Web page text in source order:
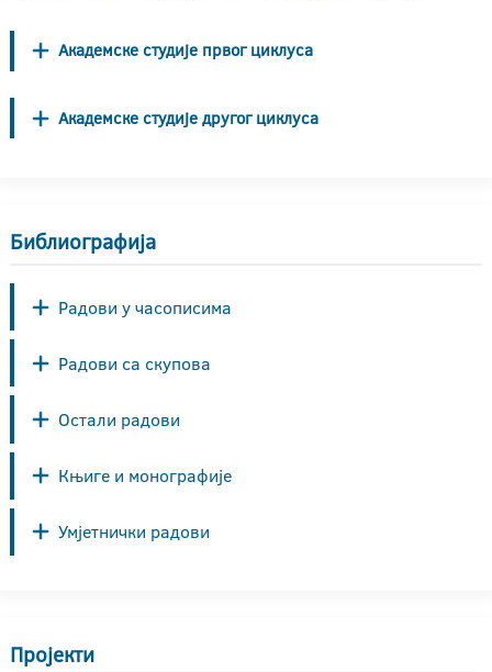
Академске студије првог циклуса
Академске студије другог циклуса
Библиографија
Радови у часописима
Радови са скупова
Остали радови
Књиге и монографије
Умјетнички радови
Пројекти